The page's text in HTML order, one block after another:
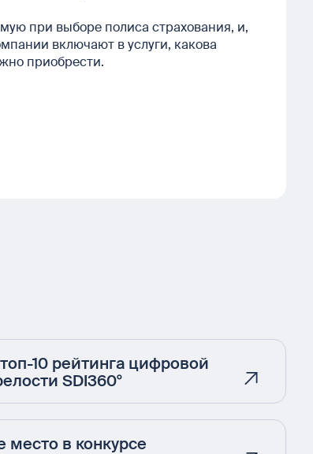
при выборе полиса страхования, и,
включают в услуги, какова
приобрести.
10 рейтинга цифровой
SDI360°
место в конкурсе